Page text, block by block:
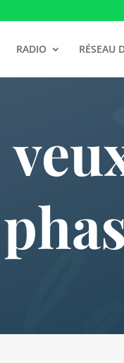
RADIO RÉSEAU